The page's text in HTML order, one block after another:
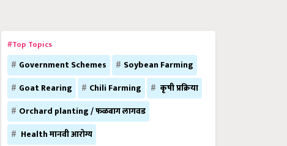
#Top Topics
Government Schemes
Soybean Farming
Goat Rearing
Chili Farming
कृषी प्रक्रिया
Orchard planting / फळबाग लागवड
Health मानवी आरोग्य